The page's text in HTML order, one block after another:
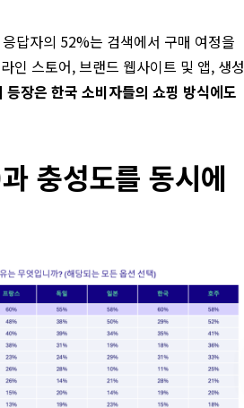
답자의 52%는 검색에서 구매 여정을
인 스토어, 브랜드 웹사이트 및 앱, 생성
등장은 한국 소비자들의 쇼핑 방식에도
충성도를 동시에